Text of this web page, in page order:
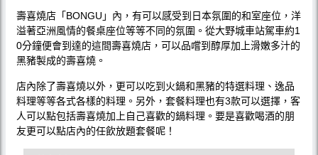
壽喜燒店「BONGU」內，有可以感受到日本氛圍的和室座位，洋
溢著亞洲風情的餐桌座位等等不同的氛圍。從大野城車站駕車約1
0分鐘便會到達的這間壽喜燒店，可以品嚐到醇厚加上滑嫩多汁的
黑豬製成的壽喜燒。
店內除了壽喜燒以外，更可以吃到火鍋和黑豬的特選料理、逸品
料理等等各式各樣的料理。另外，套餐料理也有3款可以選擇，客
人可以點包括壽喜燒加上自己喜歡的鍋料理。要是喜歡喝酒的朋
友更可以點店內的任飲放題套餐呢！